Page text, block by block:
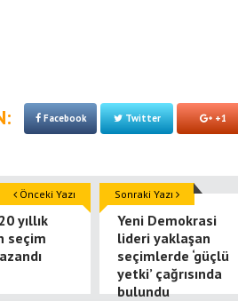
Facebook Twitter +1
yıllık
seçim
Önceki Yazı
Yeni Demokrasi
lideri yaklaşan
seçimlerde ‘güçlü
yetki’ çağrısında
bulundu
Sonraki Yazı